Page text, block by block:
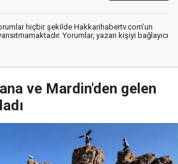
hiçbir şekilde Hakkarihabertv.com’un
Yorumlar, yazan kişiyi bağlayıcı
ve Mardin'den gelen